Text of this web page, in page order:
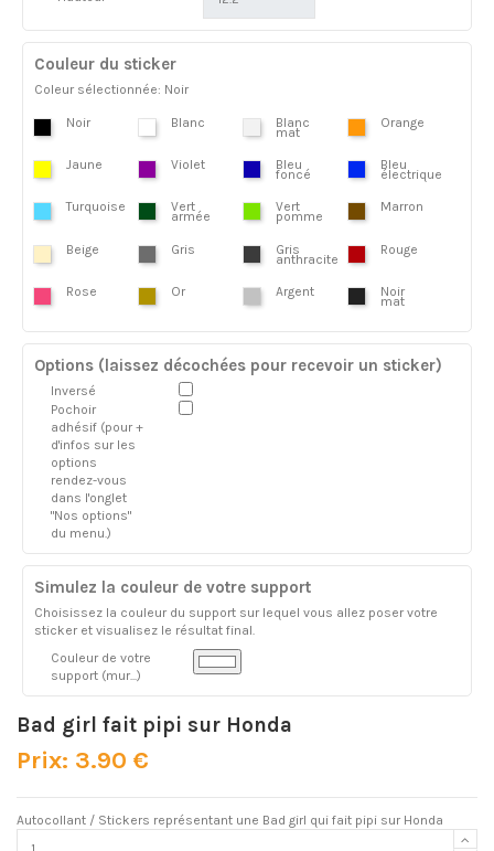
Couleur du sticker
Coleur sélectionnée: Noir
Noir Blanc Blanc
mat
Orange
Jaune Violet Bleu
foncé
Bleu
électrique
Turquoise Vert
armée
Vert
pomme
Marron
Beige Gris Gris
anthracite
Rouge
Rose Or Argent Noir
mat
Options (laissez décochées pour recevoir un sticker)
Inversé
Pochoir
adhésif (pour +
d'infos sur les
options
rendez-vous
dans l'onglet
"Nos options"
du menu.)
Simulez la couleur de votre support
Choisissez la couleur du support sur lequel vous allez poser votre
sticker et visualisez le résultat final.
Couleur de votre
support (mur...)
Bad girl fait pipi sur Honda
Prix: 3.90 €
Autocollant / Stickers représentant une Bad girl qui fait pipi sur Honda